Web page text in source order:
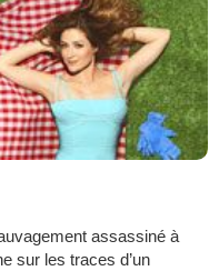
assassiné à
sur les traces d’un